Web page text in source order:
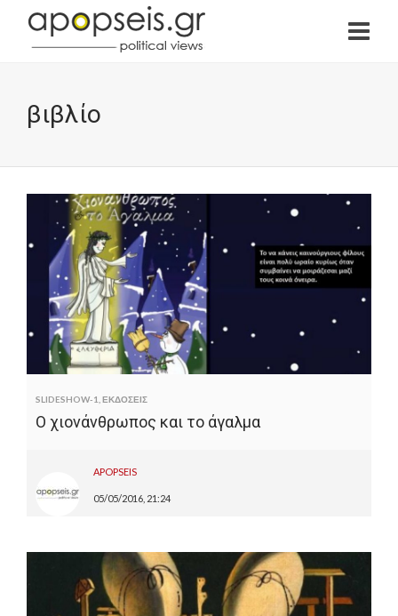
βιβλίο
SLIDESHOW-1 ΕΚΔΟΣΕΙΣ
Ο χιονάνθρωπος και το άγαλμα
APOPSEIS
05/05/2016, 21:24